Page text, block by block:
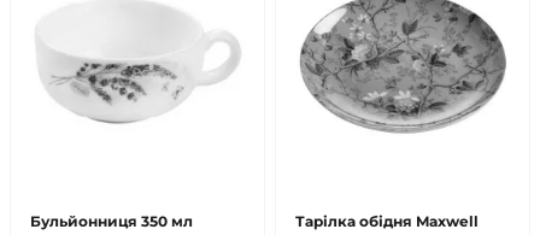
Бульйонниця 350 мл
Тарілка обідня Maxwell